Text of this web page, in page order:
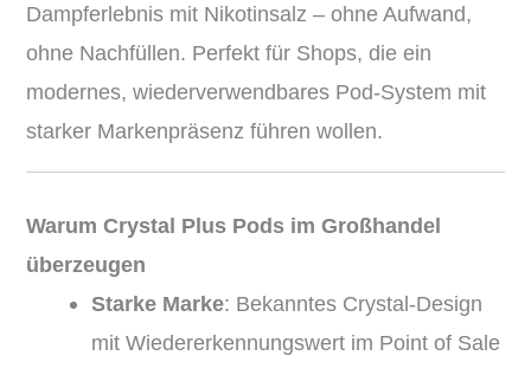
Dampferlebnis mit Nikotinsalz – ohne Aufwand,
ohne Nachfüllen. Perfekt für Shops, die ein
modernes, wiederverwendbares Pod-System mit
starker Markenpräsenz führen wollen.
Warum Crystal Plus Pods im Großhandel
überzeugen
Starke Marke: Bekanntes Crystal-Design
mit Wiedererkennungswert im Point of Sale